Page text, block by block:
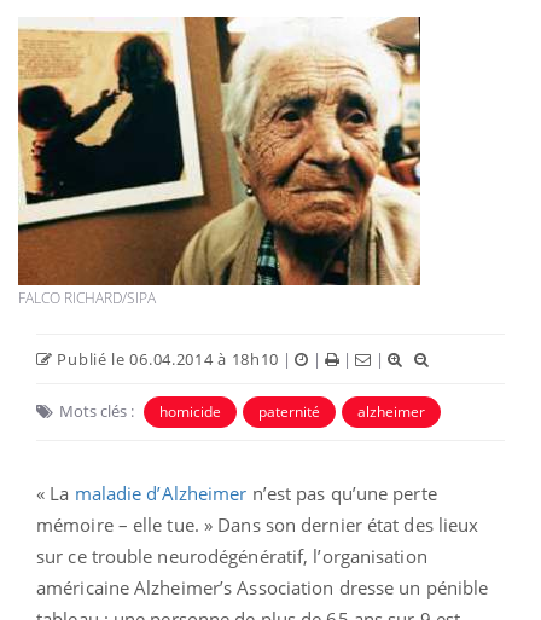
FALCO RICHARD/SIPA
Publié le 06.04.2014 à 18h10 | | | |
Mots clés : homicide paternité alzheimer
« La maladie d’Alzheimer n’est pas qu’une perte
mémoire – elle tue. » Dans son dernier état des lieux
sur ce trouble neurodégénératif, l’organisation
américaine Alzheimer’s Association dresse un pénible